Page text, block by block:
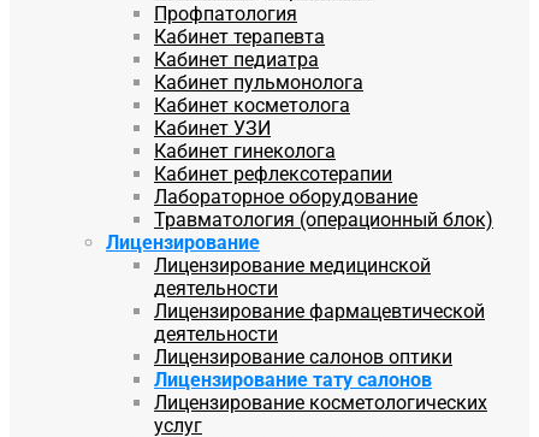
Профпатология
Кабинет терапевта
Кабинет педиатра
Кабинет пульмонолога
Кабинет косметолога
Кабинет УЗИ
Кабинет гинеколога
Кабинет рефлексотерапии
Лабораторное оборудование
Травматология (операционный блок)
Лицензирование
Лицензирование медицинской
деятельности
Лицензирование фармацевтической
деятельности
Лицензирование салонов оптики
Лицензирование тату салонов
Лицензирование косметологических
услуг